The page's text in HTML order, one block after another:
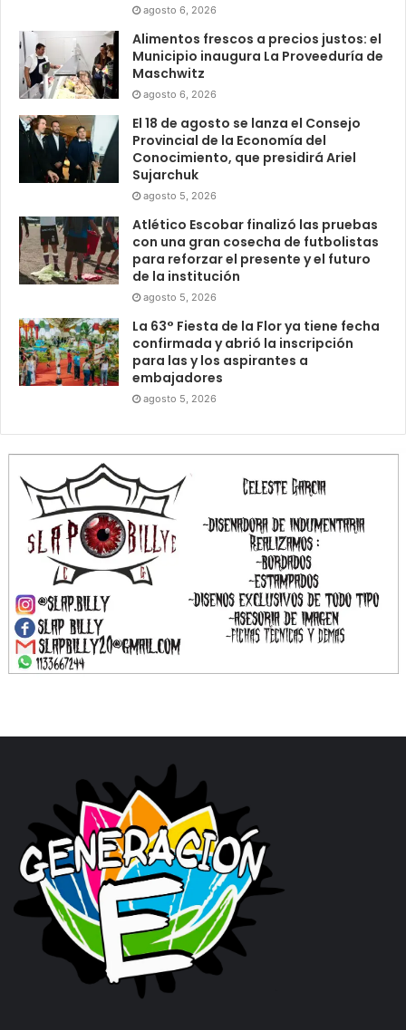
agosto 6, 2026
Alimentos frescos a precios justos: el
Municipio inaugura La Proveeduría de
Maschwitz
agosto 6, 2026
El 18 de agosto se lanza el Consejo
Provincial de la Economía del
Conocimiento, que presidirá Ariel
Sujarchuk
agosto 5, 2026
Atlético Escobar finalizó las pruebas
con una gran cosecha de futbolistas
para reforzar el presente y el futuro
de la institución
agosto 5, 2026
La 63° Fiesta de la Flor ya tiene fecha
confirmada y abrió la inscripción
para las y los aspirantes a
embajadores
agosto 5, 2026